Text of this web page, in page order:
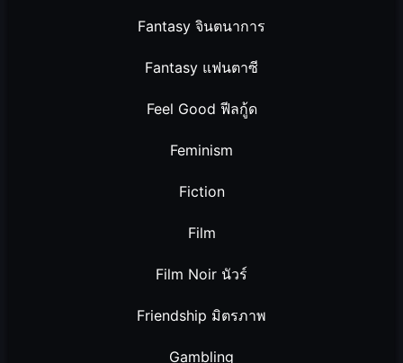
Fantasy จินตนาการ
Fantasy แฟนตาซี
Feel Good ฟีลกู้ด
Feminism
Fiction
Film
Film Noir นัวร์
Friendship มิตรภาพ
Gambling